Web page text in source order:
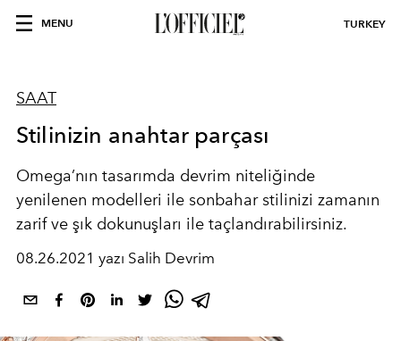
MENU TURKEY
SAAT
Stilinizin anahtar parçası
Omega’nın tasarımda devrim niteliğinde
yenilenen modelleri ile sonbahar stilinizi zamanın
zarif ve şık dokunuşları ile taçlandırabilirsiniz.
08.26.2021 yazı Salih Devrim